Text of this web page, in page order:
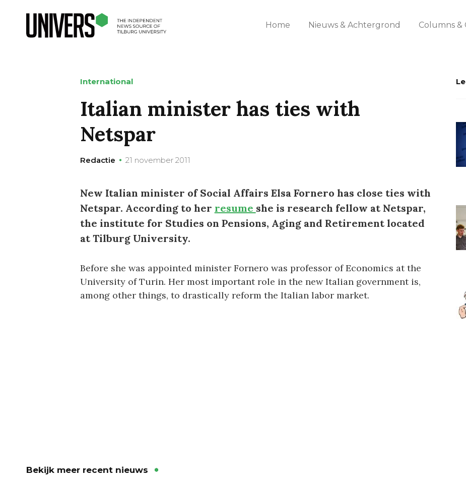
Home Nieuws & Achtergrond Columns &
International
Italian minister has ties with
Netspar
Redactie 21 november 2011
New Italian minister of Social Affairs Elsa Fornero has close ties with
Netspar. According to her resume she is research fellow at Netspar,
the institute for Studies on Pensions, Aging and Retirement located
at Tilburg University.
Before she was appointed minister Fornero was professor of Economics at the
University of Turin. Her most important role in the new Italian government is,
among other things, to drastically reform the Italian labor market.
Bekijk meer recent nieuws